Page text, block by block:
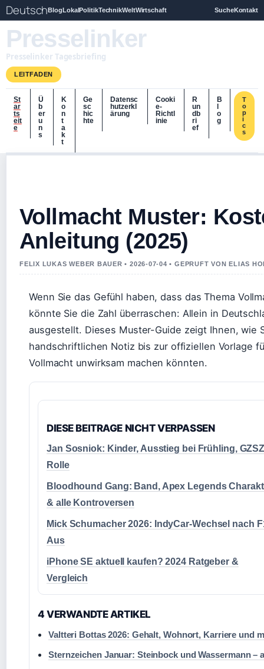
DeutschBlogLokalPolitikTechnikWeltWirtschaft SucheKontakt
Presselinker
Presselinker Tagesbriefing
LEITFADEN
St
ar
ts
eit
e
Ü
b
er
u
n
s
K
o
n
t
a
k
t
Ge
sc
hic
hte
Datensc
hutzerkl
ärung
Cooki
e-
Richtl
inie
R
un
db
ri
ef
B
o
g
T
o
p
i
c
s
Vollmacht Muster:
Anleitung (2025)
FELIX LUKAS WEBER BAUER • 2026-07-04 • GEPRUFT VON ELIAS
Wenn Sie das Gefühl haben, dass das Thema
könnte Sie die Zahl überraschen: Allein in
ausgestellt. Dieses Muster-Guide zeigt Ihnen,
handschriftlichen Notiz bis zur offiziellen Vorlage
Vollmacht unwirksam machen könnten.
DIESE BEITRAGE NICHT VERPASSEN
Jan Sosniok: Kinder, Ausstieg bei Frühling,
Rolle
Bloodhound Gang: Band, Apex Legends
& alle Kontroversen
Mick Schumacher 2026: IndyCar-Wechsel nach
Aus
iPhone SE aktuell kaufen? 2024 Ratgeber &
Vergleich
4 VERWANDTE ARTIKEL
Valtteri Bottas 2026: Gehalt, Wohnort, Karriere und
Sternzeichen Januar: Steinbock und Wassermann –